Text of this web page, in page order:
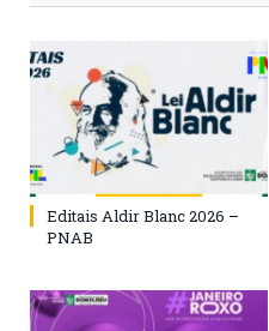
Editais Aldir Blanc 2026 –
PNAB